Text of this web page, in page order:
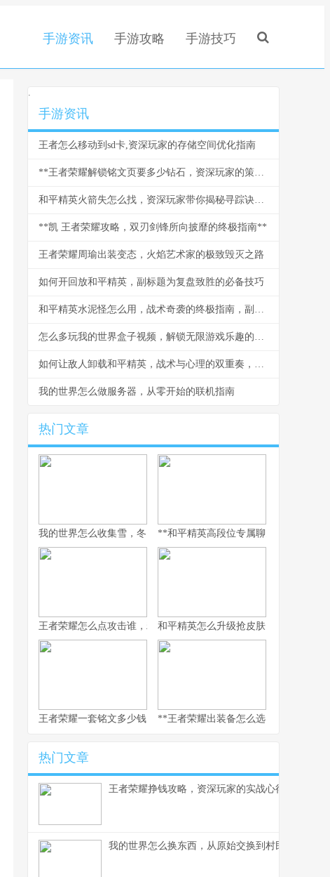
手游资讯 手游攻略 手游技巧
.
手游资讯
王者怎么移动到sd卡,资深玩家的存储空间优化指南
**王者荣耀解锁铭文页要多少钻石，资深玩家的策略与情怀**
和平精英火箭失怎么找，资深玩家带你揭秘寻踪诀窍副标题
**凯 王者荣耀攻略，双刃剑锋所向披靡的终极指南**
王者荣耀周瑜出装变态，火焰艺术家的极致毁灭之路
如何开回放和平精英，副标题为复盘致胜的必备技巧
和平精英水泥怪怎么用，战术奇袭的终极指南，副标题，水泥丛林中的隐形杀手
怎么多玩我的世界盒子视频，解锁无限游戏乐趣的钥匙
如何让敌人卸载和平精英，战术与心理的双重奏，副标题，一场没有硝烟的战争
我的世界怎么做服务器，从零开始的联机指南
热门文章
我的世界怎么收集雪，冬日生存的艺术**和平精英高段位专属聊天：无声战场
王者荣耀怎么点攻击谁，精准操作背后的博弈艺术，副标题，从本
和平精英怎么升级抢皮肤，高效进阶全
王者荣耀一套铭文多少钱，副标题：老玩家的精打细算与情怀回响
**王者荣耀出装备怎么选，资深玩家的
热门文章
王者荣耀挣钱攻略，资深玩家的实战心得分享
我的世界怎么换东西，从原始交换到村民交易全解